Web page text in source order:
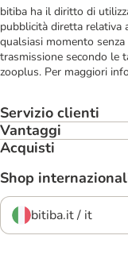
bitiba ha il diritto di
pubblicità diretta relativa
qualsiasi momento
trasmissione secondo le
zooplus. Per maggiori
Servizio clienti
Vantaggi
Acquisti
Shop
bitiba.it / it